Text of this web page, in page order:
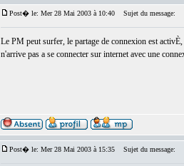
Post� le: Mer 28 Mai 2003 à 10:40 Sujet du message:
Le PM peut surfer, le partage de connexion est
n'arrive pas a se connecter sur internet avec une
Post� le: Mer 28 Mai 2003 à 15:35 Sujet du message: